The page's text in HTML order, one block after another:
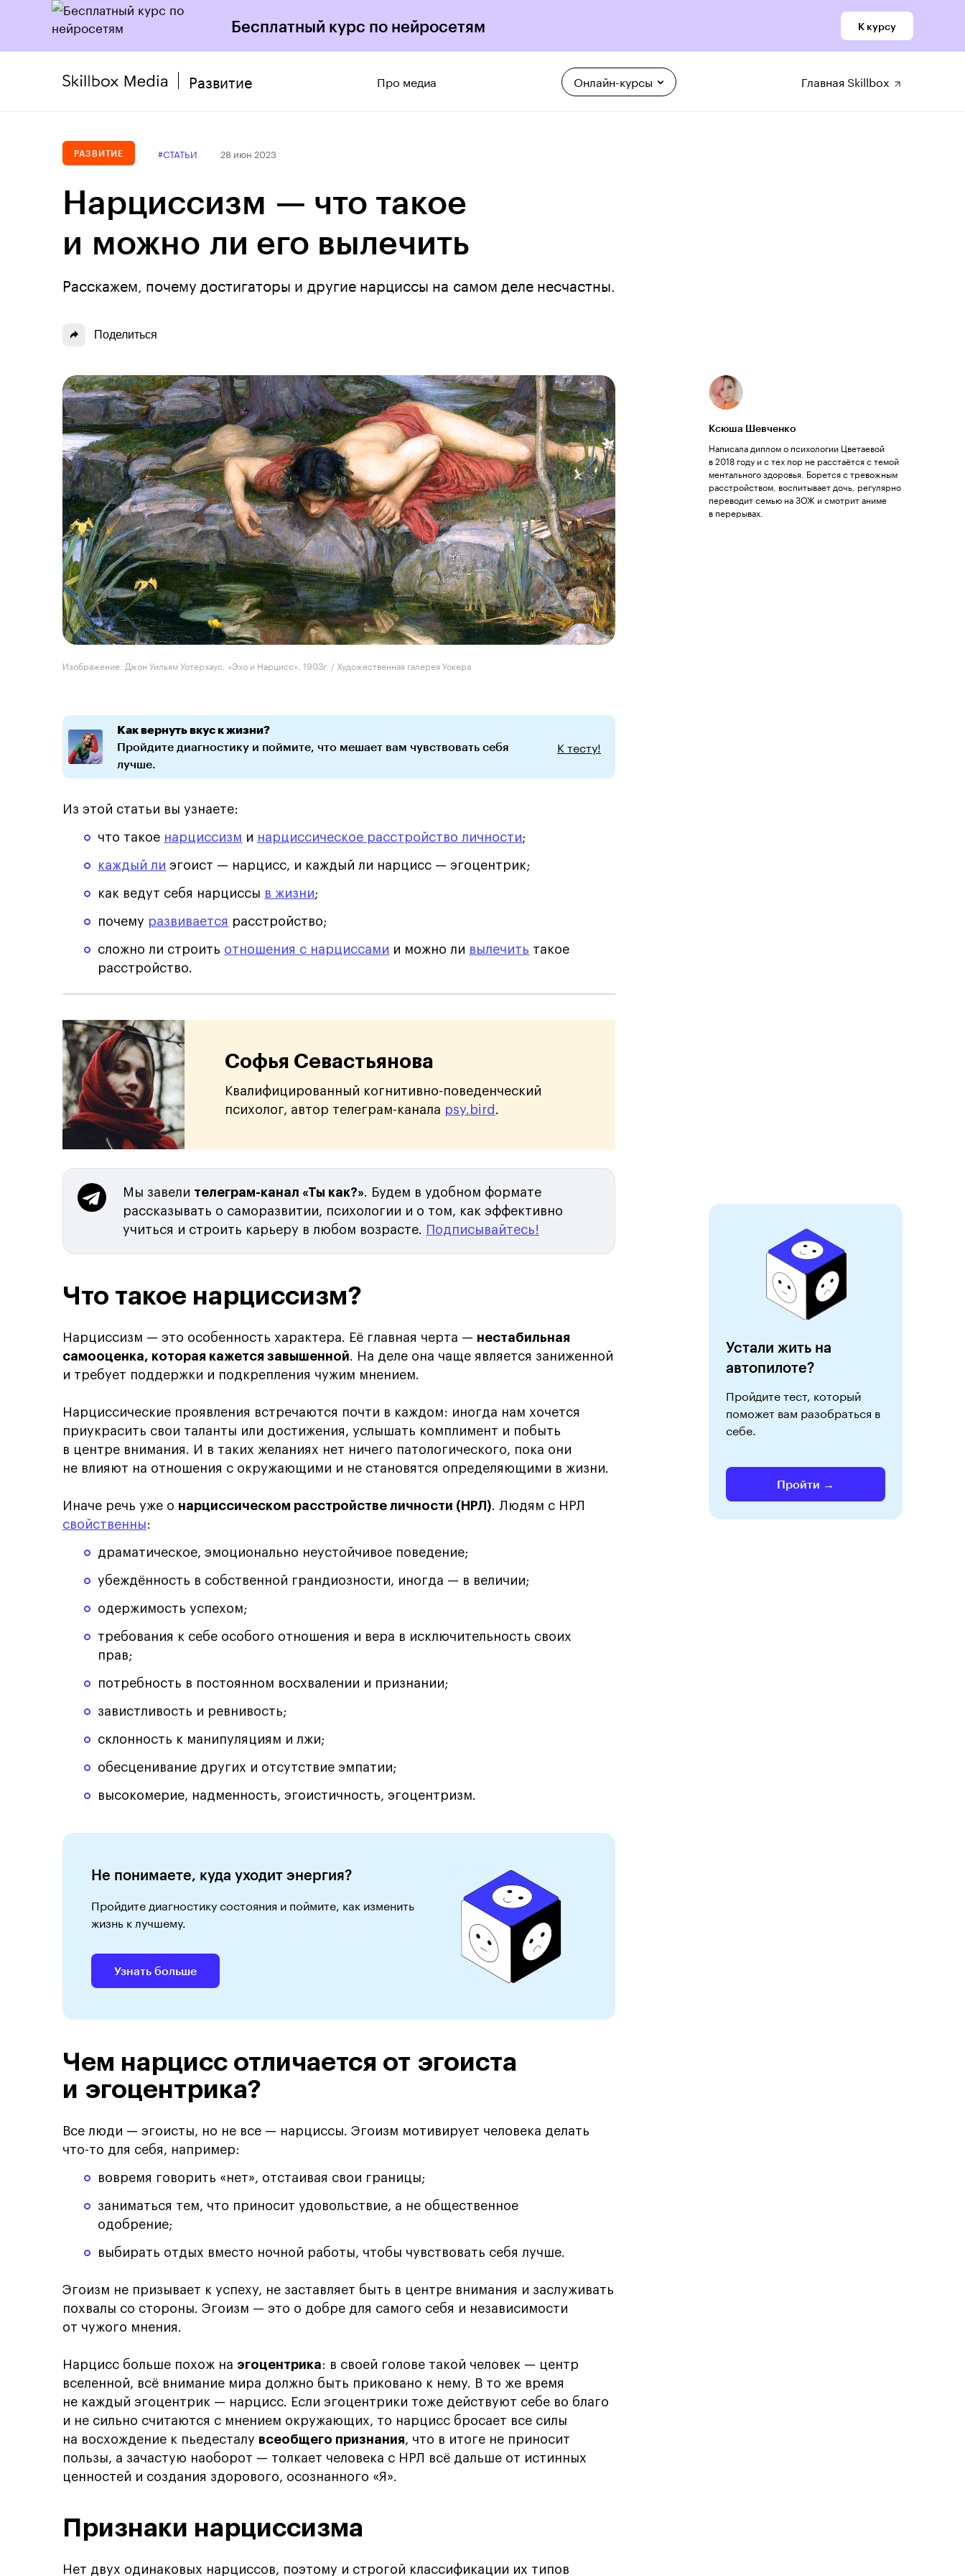
Бесплатный курс по нейросетям К курсу
Развитие Про медиа Онлайн-курсы Главная Skillbox
РАЗВИТИЕ #СТАТЬИ 28 июн 2023
Нарциссизм — что такое
и можно ли его вылечить
Расскажем, почему достигаторы и другие нарциссы на самом деле несчастны.
Поделиться
Изображение: Джон Уильям Уотерхаус, «Эхо и Нарцисс», 1903г. / Художественная галерея Уокера
Ксюша Шевченко
Написала диплом о психологии Цветаевой
в 2018 году и с тех пор не расстаётся с темой
ментального здоровья. Борется с тревожным
расстройством, воспитывает дочь, регулярно
переводит семью на ЗОЖ и смотрит аниме
в перерывах.
Устали жить на
автопилоте?
Пройдите тест, который
поможет вам разобраться в
себе.
Пройти →
Как вернуть вкус к жизни?
Пройдите диагностику и поймите, что мешает вам чувствовать себя
лучше.
К тесту!
Из этой статьи вы узнаете:
что такое нарциссизм и нарциссическое расстройство личности;
каждый ли эгоист — нарцисс, и каждый ли нарцисс — эгоцентрик;
как ведут себя нарциссы в жизни;
почему развивается расстройство;
сложно ли строить отношения с нарциссами и можно ли вылечить такое
расстройство.
Софья Севастьянова
Квалифицированный когнитивно-поведенческий
психолог, автор телеграм-канала psy.bird .
Мы завели телеграм-канал «Ты как?». Будем в удобном формате
рассказывать о саморазвитии, психологии и о том, как эффективно
учиться и строить карьеру в любом возрасте. Подписывайтесь!
Что такое нарциссизм?
Нарциссизм — это особенность характера. Её главная черта — нестабильная
самооценка, которая кажется завышенной. На деле она чаще является заниженной
и требует поддержки и подкрепления чужим мнением.
Нарциссические проявления встречаются почти в каждом: иногда нам хочется
приукрасить свои таланты или достижения, услышать комплимент и побыть
в центре внимания. И в таких желаниях нет ничего патологического, пока они
не влияют на отношения с окружающими и не становятся определяющими в жизни.
Иначе речь уже о нарциссическом расстройстве личности (НРЛ). Людям с НРЛ
свойственны:
драматическое, эмоционально неустойчивое поведение;
убеждённость в собственной грандиозности, иногда — в величии;
одержимость успехом;
требования к себе особого отношения и вера в исключительность своих
прав;
потребность в постоянном восхвалении и признании;
завистливость и ревнивость;
склонность к манипуляциям и лжи;
обесценивание других и отсутствие эмпатии;
высокомерие, надменность, эгоистичность, эгоцентризм.
Не понимаете, куда уходит энергия?
Пройдите диагностику состояния и поймите, как изменить
жизнь к лучшему.
Узнать больше
Чем нарцисс отличается от эгоиста
и эгоцентрика?
Все люди — эгоисты, но не все — нарциссы. Эгоизм мотивирует человека делать
что-то для себя, например:
вовремя говорить «нет», отстаивая свои границы;
заниматься тем, что приносит удовольствие, а не общественное
одобрение;
выбирать отдых вместо ночной работы, чтобы чувствовать себя лучше.
Эгоизм не призывает к успеху, не заставляет быть в центре внимания и заслуживать
похвалы со стороны. Эгоизм — это о добре для самого себя и независимости
от чужого мнения.
Нарцисс больше похож на эгоцентрика: в своей голове такой человек — центр
вселенной, всё внимание мира должно быть приковано к нему. В то же время
не каждый эгоцентрик — нарцисс. Если эгоцентрики тоже действуют себе во благо
и не сильно считаются с мнением окружающих, то нарцисс бросает все силы
на восхождение к пьедесталу всеобщего признания, что в итоге не приносит
пользы, а зачастую наоборот — толкает человека с НРЛ всё дальше от истинных
ценностей и создания здорового, осознанного «Я».
Признаки нарциссизма
Нет двух одинаковых нарциссов, поэтому и строгой классификации их типов